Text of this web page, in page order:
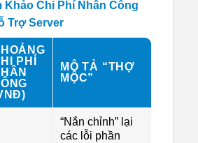
Khảo Chi Phí Nhân Công
Trợ Server
PHÍ
MÔ TẢ “THỢ
MỘC”
“Nắn chỉnh” lại
các lỗi phần